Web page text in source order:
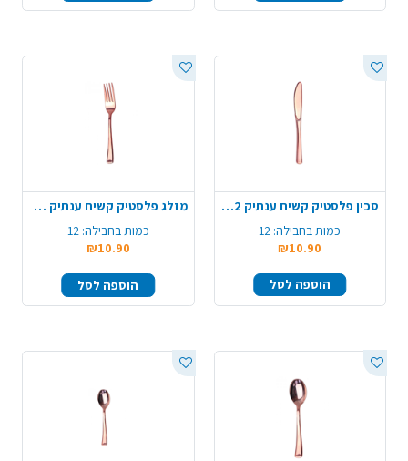
סכין פלסטיק קשיח ענתיק 12 יח' - רוז גולד
כמות בחבילה: 12
₪10.90
הוספה לסל
מזלג פלסטיק קשיח ענתיק 12 יח' - רוז גולד
כמות בחבילה: 12
₪10.90
הוספה לסל